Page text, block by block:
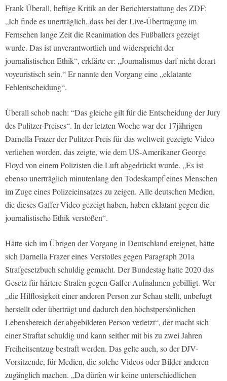
Frank Überall, heftige Kritik an der Berichterstattung des ZDF:
„Ich finde es unerträglich, dass bei der Live-Übertragung im
Fernsehen lange Zeit die Reanimation des Fußballers gezeigt
wurde. Das ist unverantwortlich und widerspricht der
journalistischen Ethik“, erklärte er: „Journalismus darf nicht derart
voyeuristisch sein.“ Er nannte den Vorgang eine „eklatante
Fehlentscheidung“.
Überall schob nach: “Das gleiche gilt für die Entscheidung der Jury
des Pulitzer-Preises“. In der letzten Woche war der 17jährigen
Darnella Frazer der Pulitzer-Preis für das weltweit gezeigte Video
verliehen worden, das zeigte, wie dem US-Amerikaner George
Floyd von einem Polizisten die Luft abgedrückt wurde. „Es ist
ebenso unerträglich minutenlang den Todeskampf eines Menschen
im Zuge eines Polizeieinsatzes zu zeigen. Alle deutschen Medien,
die dieses Gaffer-Video gezeigt haben, haben eklatant gegen die
journalistische Ethik verstoßen“.
Hätte sich im Übrigen der Vorgang in Deutschland ereignet, hätte
sich Darnella Frazer eines Verstoßes gegen Paragraph 201a
Strafgesetzbuch schuldig gemacht. Der Bundestag hatte 2020 das
Gesetz für härtere Strafen gegen Gaffer-Aufnahmen gebilligt. Wer
„die Hilflosigkeit einer anderen Person zur Schau stellt, unbefugt
herstellt oder überträgt und dadurch den höchstpersönlichen
Lebensbereich der abgebildeten Person verletzt“, der macht sich
einer Straftat schuldig und kann seither mit bis zu zwei Jahren
Freiheitsentzug bestraft werden. Das gelte auch, so der DJV-
Vorsitzende, für Medien, die solche Videos oder Bilder anderen
zugänglich machen. „Da dürfen wir keine unterschiedlichen